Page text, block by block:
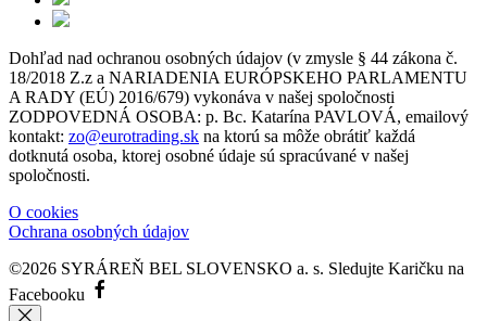
Dohľad nad ochranou osobných údajov (v zmysle § 44 zákona č.
18/2018 Z.z a NARIADENIA EURÓPSKEHO PARLAMENTU
A RADY (EÚ) 2016/679) vykonáva v našej spoločnosti
ZODPOVEDNÁ OSOBA: p. Bc. Katarína PAVLOVÁ, emailový
kontakt: zo@eurotrading.sk na ktorú sa môže obrátiť každá
dotknutá osoba, ktorej osobné údaje sú spracúvané v našej
spoločnosti.
O cookies
Ochrana osobných údajov
©2026 SYRÁREŇ BEL SLOVENSKO a. s. Sledujte Karičku na
Facebooku